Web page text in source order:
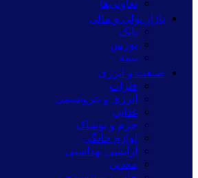
تعاونی‌ها
بازار پولی و مالی
بانک
بورس
بیمه
صنعت و انرژی
فلزات
انرژی و پتروشیمی
غذایی
چرم و پوشاک
لوازم خانگی
آرایشی بهداشتی
معدنی